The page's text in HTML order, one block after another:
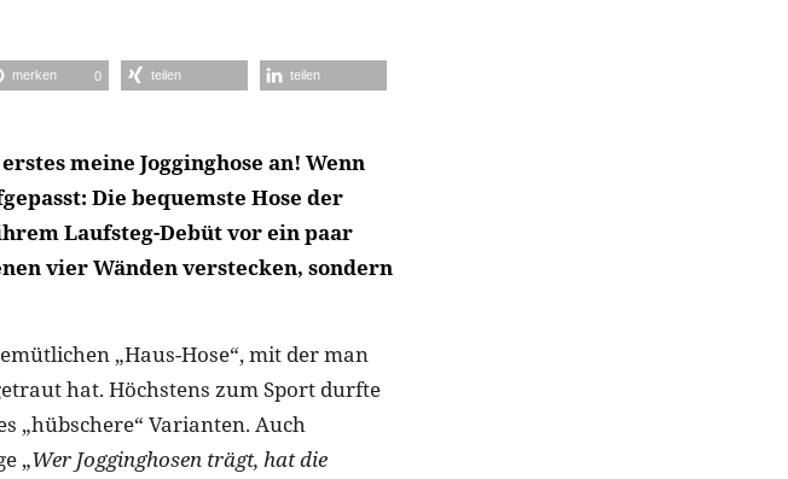
merken 0 teilen teilen
meine Jogginghose an! Wenn
Die bequemste Hose der
Laufsteg-Debüt vor ein paar
vier Wänden verstecken, sondern
„Haus-Hose“, mit der man
hat. Höchstens zum Sport durfte
„hübschere“ Varianten. Auch
„Wer Jogginghosen trägt, hat die